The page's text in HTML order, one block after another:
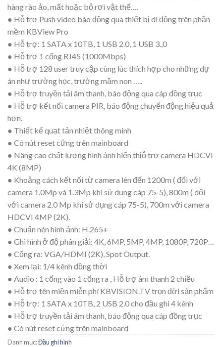
hàng rào ảo, mất hoặc bỏ rơi vật thể….
● Hỗ trợ Push video báo động qua thiết bị di động trên phần
mềm KBView Pro
● Hỗ trợ: 1 SATA x 10TB, 1 USB 2.0, 1 USB 3.,0
● Hỗ trợ 1 cổng RJ45 (1000Mbps)
● Hỗ trợ 128 user truy cập cùng lúc thích hợp cho những dự
án như trường học, trường mầm non …..
● Hỗ trợ truyền tải âm thanh, báo động qua cáp đồng trục
● Hỗ trợ kết nối camera PIR, báo động chuyển động hiệu quả
hơn.
● Thiết kế quạt tản nhiệt thông minh
● Có nút reset cứng trên mainboard
● Nâng cao chất lượng hình ảnh hiển thịỗ trợ camera HDCVI
4K (8MP)
● Khoảng cách kết nối từ camera lên đến 1200m ( đối với
camera 1.0Mp và 1.3Mp khi sử dụng cáp 75-5), 800m ( dối
với camera 2.0 Mp khi sử dụng cáp 75-5), 700m với camera
HDCVI 4MP (2K).
● Chuẩn nén hình ảnh: H.265+
● Ghi hình ở độ phân giải: 4K, 6MP, 5MP, 4MP, 1080P, 720P…
● Cổng ra: VGA/HDMI (2K), Spot Output.
● Xem lại: 1/4 kênh đồng thời
● Audio : 1 cổng vào 1 cổng ra , Hỗ trợ âm thanh 2 chiều
● Hỗ trợ tên miền miễn phí KBVISION.TV trọn đời sản phẩm
● Hỗ trợ: 1 SATA x 10TB, 2 USB 2.0 cho đầu ghi 4 kênh
● Hỗ trợ truyền tải âm thanh, báo động qua cáp đồng trục
● Có nút reset cứng trên mainboard
Danh mục:Đầu ghi hình